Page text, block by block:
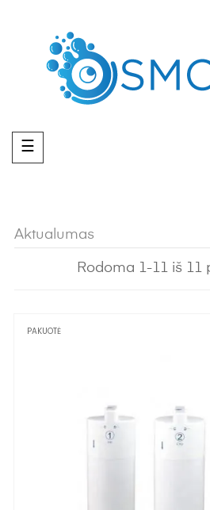
Toggle
navigation
☰
Aktualumas
Rodoma 1-11 iš 11
PAKUOTĖ